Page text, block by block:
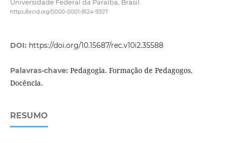
Universidade Federal da Paraíba, Brasil.
https://orcid.org/0000-0001-8124-9307
DOI: https://doi.org/10.15687/rec.v10i2.35588
Palavras-chave: Pedagogia. Formação de Pedagogos.
Docência.
RESUMO